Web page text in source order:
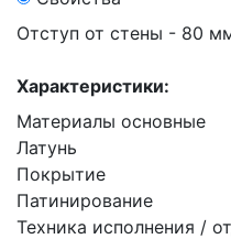
Отступ от стены - 80
Характеристики:
Материалы основные
Латунь
Покрытие
Патинирование
Техника исполнения /